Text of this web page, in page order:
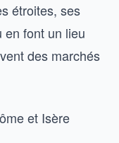
étroites, ses
en font un lieu
des marchés
et Isère